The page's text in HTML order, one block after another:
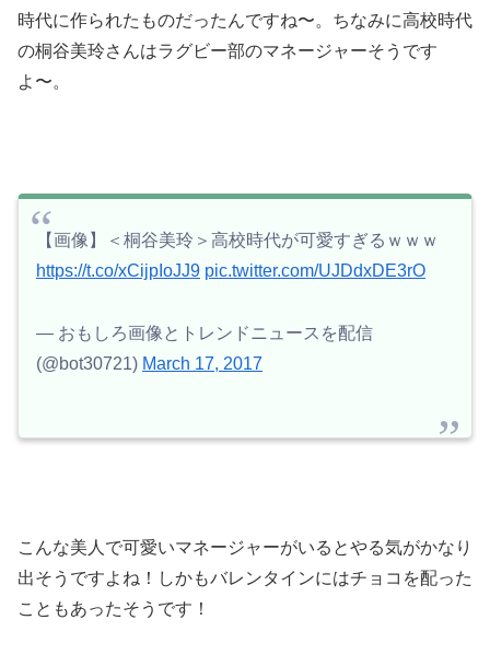
時代に作られたものだったんですね〜。 ちなみに高校時代
の桐谷美玲さんはラグビー部のマネージャーそうです
よ〜。
【画像】＜桐谷美玲＞高校時代が可愛すぎるｗｗｗ
https://t.co/xCijpIoJJ9 pic.twitter.com/UJDdxDE3rO
— おもしろ画像とトレンドニュースを配信
(@bot30721) March 17, 2017
こんな美人で可愛いマネージャーがいるとやる気がかなり
出そうですよね！しかもバレンタインにはチョコを配った
こともあったそうです！